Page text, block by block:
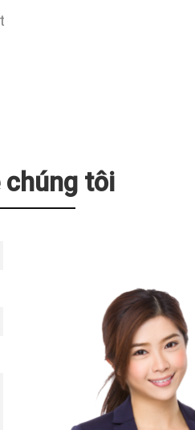
chúng tôi